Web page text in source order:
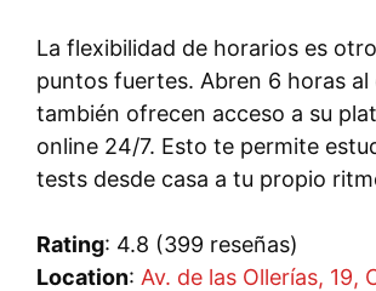
La flexibilidad de horarios es
puntos fuertes. Abren 6 horas al
también ofrecen acceso a su
online 24/7. Esto te permite
tests desde casa a tu propio
Rating: 4.8 (399 reseñas)
Location: Av. de las Ollerías, 19,